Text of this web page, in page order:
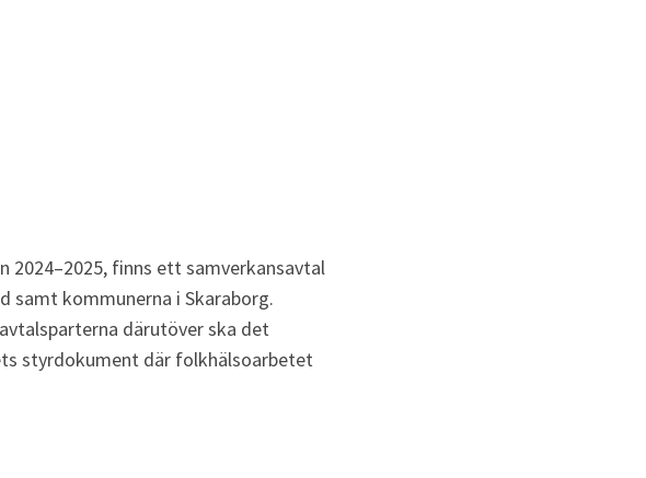
2024–2025, finns ett samverkansavtal
samt kommunerna i Skaraborg.
därutöver ska det
styrdokument där folkhälsoarbetet